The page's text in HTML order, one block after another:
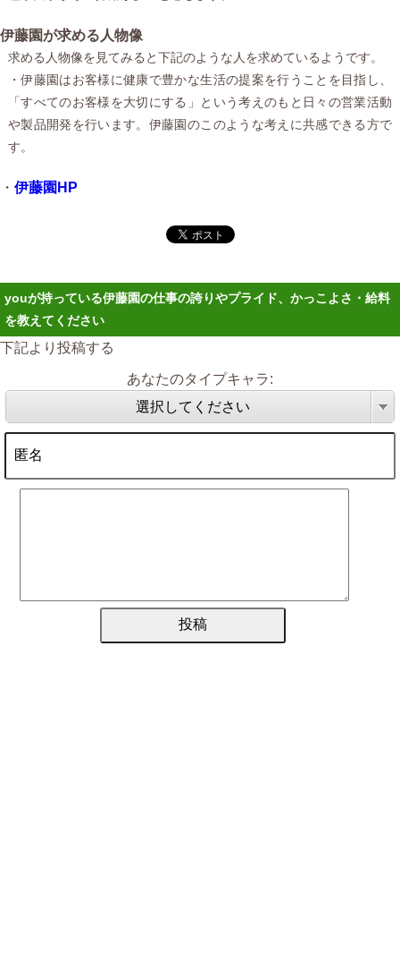
伊藤園が求める人物像
求める人物像を見てみると下記のような人を求めているようです。
・伊藤園はお客様に健康で豊かな生活の提案を行うことを目指し、
「すべてのお客様を大切にする」という考えのもと日々の営業活動
や製品開発を行います。伊藤園のこのような考えに共感できる方で
す。
・ 伊藤園HP
youが持っている伊藤園の仕事の誇りやプライド、かっこよさ・給料
を教えてください
下記より投稿する
あなたのタイプキャラ:
選択してください